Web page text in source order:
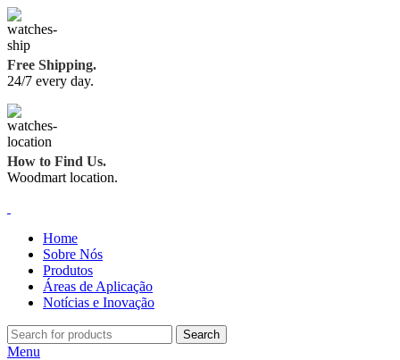
Free Shipping.
24/7 every day.
How to Find Us.
Woodmart location.
Home
Sobre Nós
Produtos
Áreas de Aplicação
Notícias e Inovação
Search
Menu